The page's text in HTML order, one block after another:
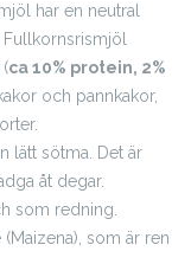
har en neutral
Fullkornsrismjöl
ca 10% protein, 2%
och pannkakor,
lätt sötma. Det är
åt degar.
som redning.
som är ren